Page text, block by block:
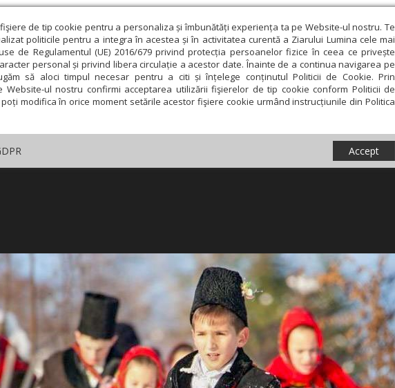
de tip cookie pentru a personaliza și îmbunătăți experiența ta pe Website-ul nostru. Te
politicile pentru a integra în acestea și în activitatea curentă a Ziarului Lumina cele mai
de Regulamentul (UE) 2016/679 privind protecția persoanelor fizice în ceea ce privește
personal și privind libera circulație a acestor date. Înainte de a continua navigarea pe
să aloci timpul necesar pentru a citi și înțelege conținutul Politicii de Cookie. Prin
Website-ul nostru confirmi acceptarea utilizării fişierelor de tip cookie conform Politicii de
modifica în orice moment setările acestor fişiere cookie urmând instrucțiunile din Politica
Accept